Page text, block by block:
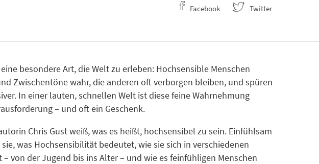
Facebook Twitter
besondere Art, die Welt zu erleben: Hochsensible Menschen
Zwischentöne wahr, die anderen oft verborgen bleiben, und spüren
In einer lauten, schnellen Welt ist diese feine Wahrnehmung
– und oft ein Geschenk.
Chris Gust weiß, was es heißt, hochsensibel zu sein. Einfühlsam
was Hochsensibilität bedeutet, wie sie sich in verschiedenen
– von der Jugend bis ins Alter – und wie es feinfühligen Menschen